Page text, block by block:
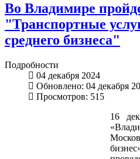
Во Владимире
"Транспортные
среднего бизнеса"
Подробности
04 декабря 2024
Обновлено: 04 декабря
Просмотров: 515
16